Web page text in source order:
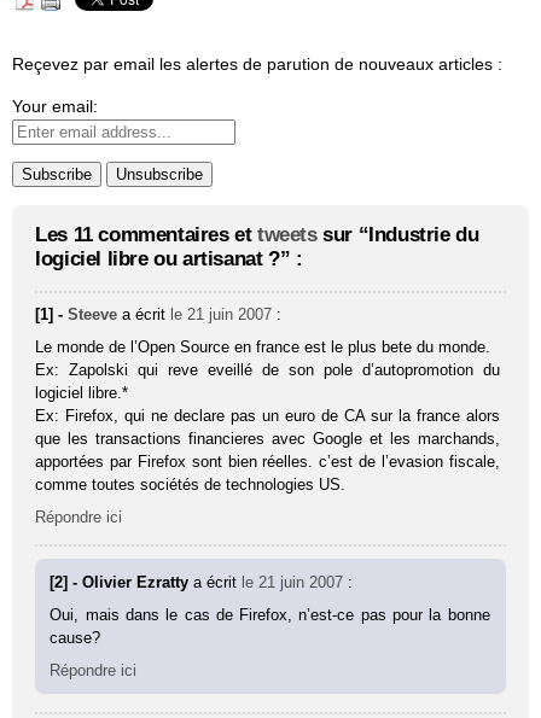
Reçevez par email les alertes de parution de nouveaux articles :
Your email:
Les 11 commentaires et tweetssur “Industrie du
logiciel libre ou artisanat ?” :
[1] -Steeve a écrit le 21 juin 2007 :
Le monde de l’Open Source en france est le plus bete du monde.
Ex: Zapolski qui reve eveillé de son pole d’autopromotion du
logiciel libre.*
Ex: Firefox, qui ne declare pas un euro de CA sur la france alors
que les transactions financieres avec Google et les marchands,
apportées par Firefox sont bien réelles. c’est de l’evasion fiscale,
comme toutes sociétés de technologies US.
Répondre ici
[2] - Olivier Ezrattya écrit le 21 juin 2007 :
Oui, mais dans le cas de Firefox, n’est-ce pas pour la bonne
cause?
Répondre ici